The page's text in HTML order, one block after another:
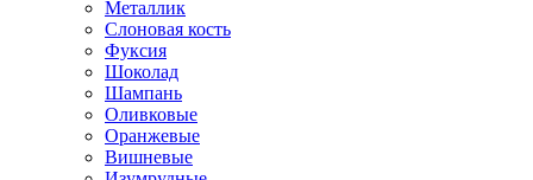
Металлик
Слоновая кость
Фуксия
Шоколад
Шампань
Оливковые
Оранжевые
Вишневые